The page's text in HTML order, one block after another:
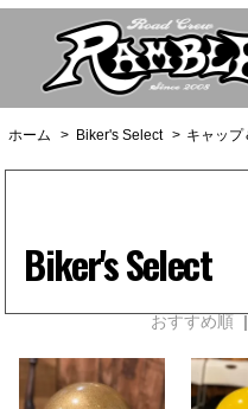
ホーム > Biker's Select > キャップ
Biker's Select
おすすめ順 |